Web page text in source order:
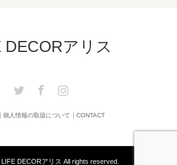
DECORアリス
Twitter Facebook
個人情報の取扱について CONTACT
LIFE DECORアリス All rights reserved.